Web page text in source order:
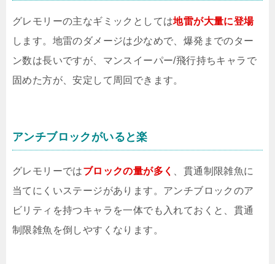
グレモリーの主なギミックとしては地雷が大量に登場
します。地雷のダメージは少なめで、爆発までのター
ン数は長いですが、マンスイーパー/飛行持ちキャラで
固めた方が、安定して周回できます。
アンチブロックがいると楽
グレモリーではブロックの量が多く
、貫通制限雑魚に
当てにくいステージがあります。アンチブロックのア
ビリティを持つキャラを一体でも入れておくと、貫通
制限雑魚を倒しやすくなります。